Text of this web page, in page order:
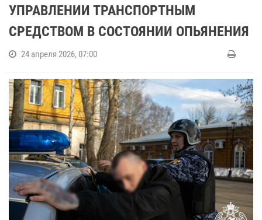
УПРАВЛЕНИИ ТРАНСПОРТНЫМ
СРЕДСТВОМ В СОСТОЯНИИ ОПЬЯНЕНИЯ
24 апреля 2026, 07:00